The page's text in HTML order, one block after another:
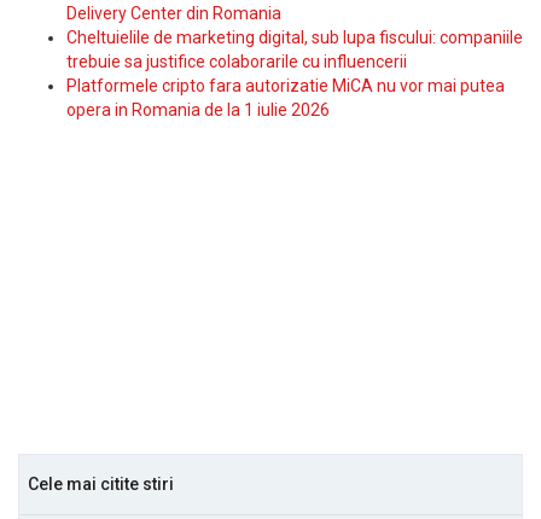
Delivery Center din Romania
Cheltuielile de marketing digital, sub lupa fiscului: companiile
trebuie sa justifice colaborarile cu influencerii
Platformele cripto fara autorizatie MiCA nu vor mai putea
opera in Romania de la 1 iulie 2026
Cele mai citite stiri